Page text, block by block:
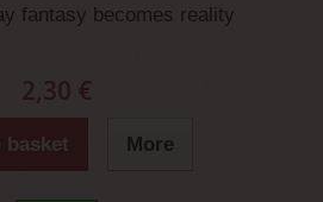
fantasy becomes reality
2,30 €
basket More